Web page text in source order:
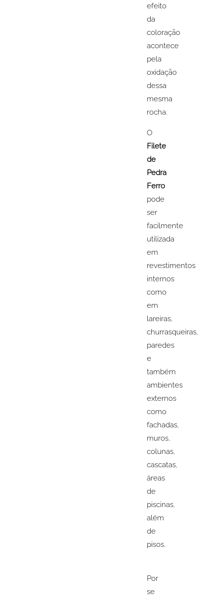
efeito
da
coloração
acontece
pela
oxidação
dessa
mesma
rocha.
O
Filete
de
Pedra
Ferro
pode
ser
facilmente
utilizada
em
revestimentos
internos
como
em
lareiras,
churrasqueiras,
paredes
e
também
ambientes
externos
como
fachadas,
muros,
colunas,
cascatas,
áreas
de
piscinas,
além
de
pisos.
Por
se